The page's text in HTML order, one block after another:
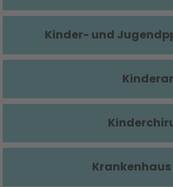
Kinder- und
Krankenhaus